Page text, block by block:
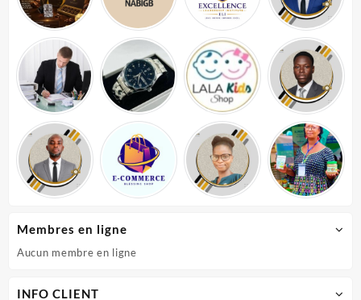
Membres en ligne
Aucun membre en ligne
INFO CLIENT